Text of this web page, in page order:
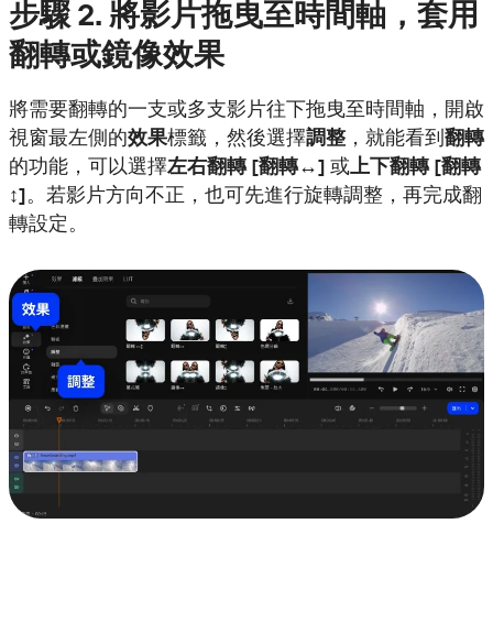
步驟2. 將影片拖曳至時間軸，套用
翻轉或鏡像效果
將需要翻轉的一支或多支影片往下拖曳至時間軸，開啟
視窗最左側的效果標籤，然後選擇調整 ，就能看到翻轉
的功能，可以選擇左右翻轉 [翻轉↔] 或上下翻轉 [翻轉
↕]。若影片方向不正，也可先進行旋轉調整，再完成翻
轉設定。